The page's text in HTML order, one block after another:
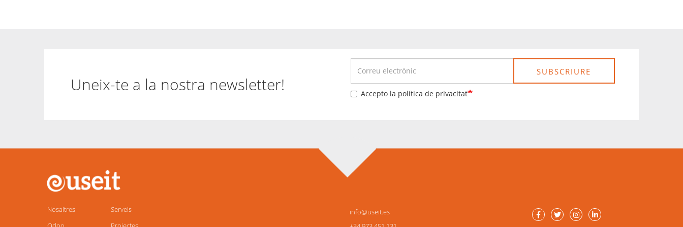
Uneix-te a la nostra newsletter! Accepto la política de privacitat
SUBSCRIURE
Main
navigation
Nosaltres
Serveis
info@useit.es